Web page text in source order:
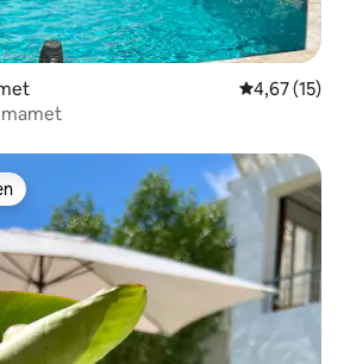
Gemiddelde
4,67 (15)